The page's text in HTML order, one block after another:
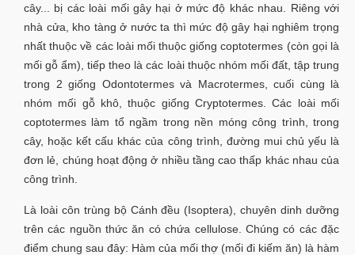
cây... bị các loài mối gây hại ở mức độ khác nhau. Riêng với
nhà cửa, kho tàng ở nước ta thì mức độ gây hại nghiêm trọng
nhất thuộc về các loài mối thuộc giống coptotermes (còn gọi là
mối gỗ ẩm), tiếp theo là các loài thuộc nhóm mối đất, tập trung
trong 2 giống Odontotermes và Macrotermes, cuối cùng là
nhóm mối gỗ khô, thuộc giống Cryptotermes. Các loài mối
coptotermes làm tổ ngầm trong nền móng công trình, trong
cây, hoặc kết cấu khác của công trình, đường mui chủ yếu là
đơn lẻ, chúng hoạt động ở nhiều tầng cao thấp khác nhau của
công trình.
Là loài côn trùng bộ Cánh đều (Isoptera), chuyên dinh dưỡng
trên các nguồn thức ăn có chứa cellulose. Chúng có các đặc
điểm chung sau đây: Hàm của mối thợ (mối đi kiếm ăn) là hàm